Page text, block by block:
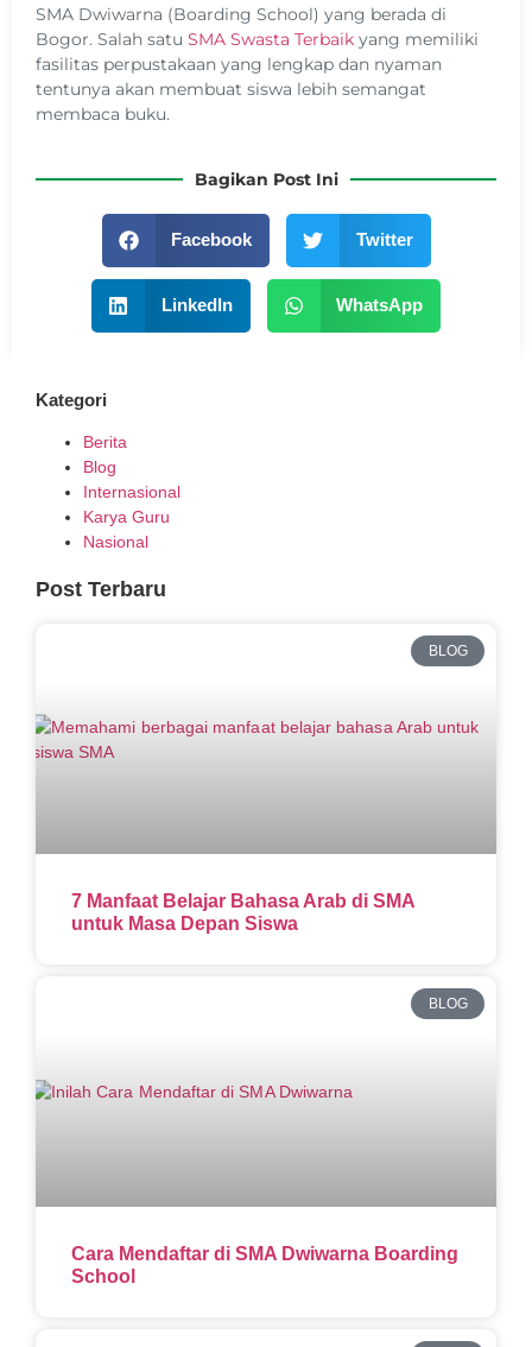
SMA Dwiwarna (Boarding School) yang berada di
Bogor. Salah satu SMA Swasta Terbaik yang memiliki
fasilitas perpustakaan yang lengkap dan nyaman
tentunya akan membuat siswa lebih semangat
membaca buku.
Bagikan Post Ini
Facebook Twitter
LinkedIn WhatsApp
Kategori
Berita
Blog
Internasional
Karya Guru
Nasional
Post Terbaru
BLOG
7 Manfaat Belajar Bahasa Arab di SMA
untuk Masa Depan Siswa
BLOG
Cara Mendaftar di SMA Dwiwarna Boarding
School